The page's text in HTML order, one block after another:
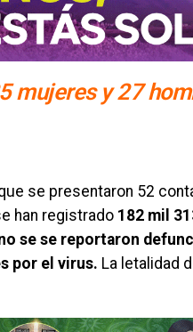
mujeres y 27
se presentaron 52
han registrado 182 mil
se se reportaron
por el virus. La letalidad